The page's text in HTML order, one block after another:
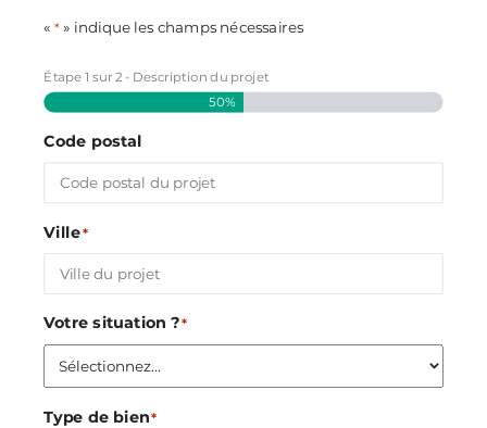
«* » indique les champs nécessaires
Étape1 sur2 - Description du projet
50%
Code postal
Ville*
Votre situation ?*
Type de bien*